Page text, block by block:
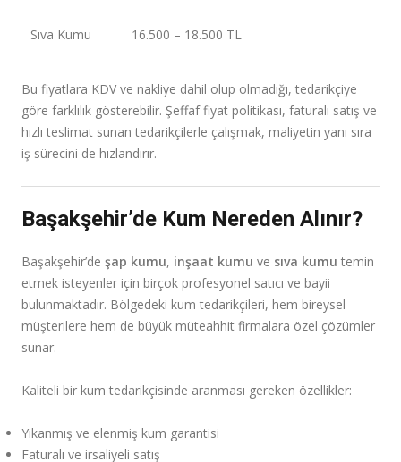
Sıva Kumu 16.500 – 18.500 TL
Bu fiyatlara KDV ve nakliye dahil olup olmadığı, tedarikçiye
göre farklılık gösterebilir. Şeffaf fiyat politikası, faturalı satış ve
hızlı teslimat sunan tedarikçilerle çalışmak, maliyetin yanı sıra
iş sürecini de hızlandırır.
Başakşehir’de Kum Nereden Alınır?
Başakşehir’de şap kumu, inşaat kumu ve sıva kumu temin
etmek isteyenler için birçok profesyonel satıcı ve bayii
bulunmaktadır. Bölgedeki kum tedarikçileri, hem bireysel
müşterilere hem de büyük müteahhit firmalara özel çözümler
sunar.
Kaliteli bir kum tedarikçisinde aranması gereken özellikler:
Yıkanmış ve elenmiş kum garantisi
Faturalı ve irsaliyeli satış